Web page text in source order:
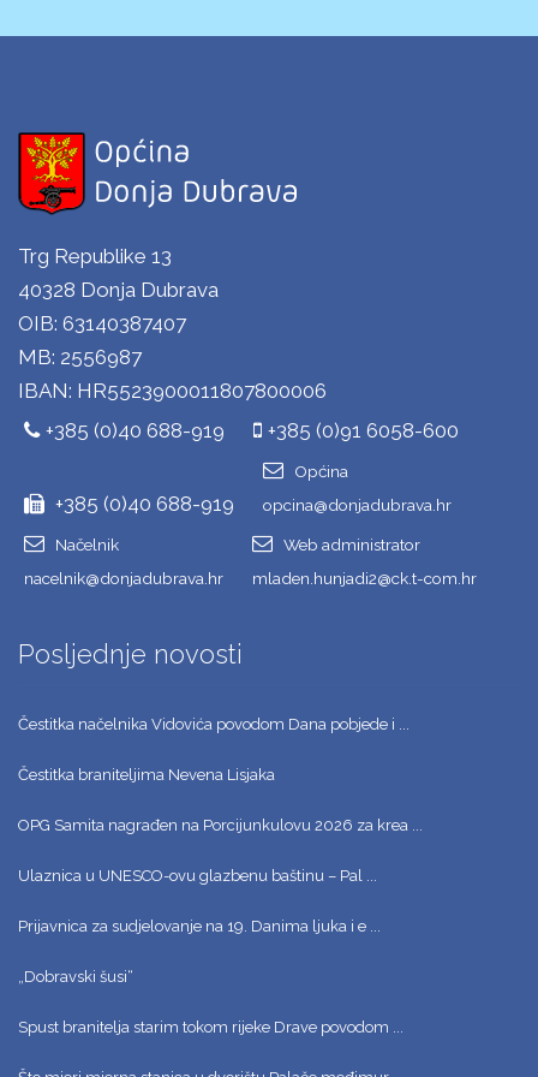
Trg Republike 13
40328 Donja Dubrava
OIB: 63140387407
MB: 2556987
IBAN: HR5523900011807800006
+385 (0)40 688-919
+385 (0)91 6058-600
+385 (0)40 688-919
Općina
opcina@donjadubrava.hr
Načelnik
nacelnik@donjadubrava.hr
Web administrator
mladen.hunjadi2@ck.t-com.hr
Posljednje novosti
Čestitka načelnika Vidovića povodom Dana pobjede i ...
Čestitka braniteljima Nevena Lisjaka
OPG Samita nagrađen na Porcijunkulovu 2026 za krea ...
Ulaznica u UNESCO-ovu glazbenu baštinu – Pal ...
Prijavnica za sudjelovanje na 19. Danima ljuka i e ...
„Dobravski šusi“
Spust branitelja starim tokom rijeke Drave povodom ...